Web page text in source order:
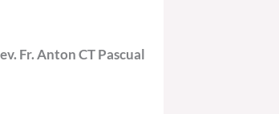
Fr. Anton CT Pascual